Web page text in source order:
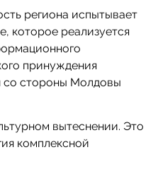
региона испытывает
которое реализуется
принуждения
со стороны Молдовы
вытеснении. Это
комплексной